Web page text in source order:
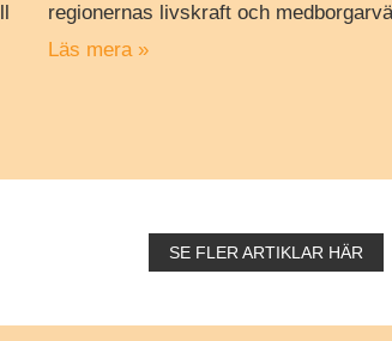
regionernas livskraft och
Läs mera »
SE FLER ARTIKLAR HÄR